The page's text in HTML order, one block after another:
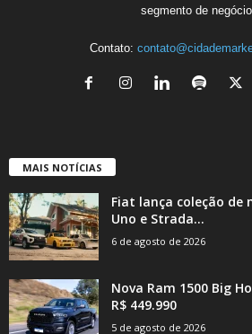
segmento de
Contato:
MAIS NOTÍCIAS
Fiat lança coleção de
Uno e Strada...
6 de agosto de 2026
Nova Ram 1500 Big
R$ 449.990
5 de agosto de 2026